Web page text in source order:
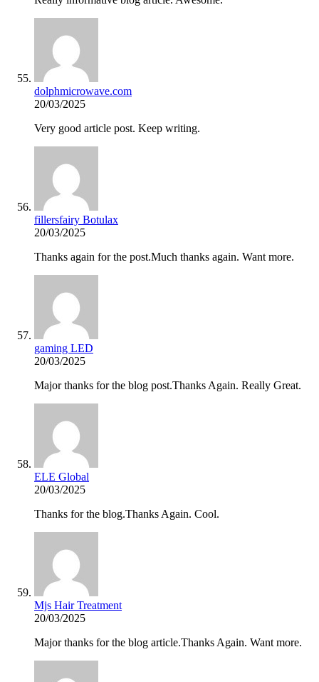
dolphmicrowave.com
20/03/2025
Very good article post. Keep writing.
fillersfairy Botulax
20/03/2025
Thanks again for the post.Much thanks again. Want more.
gaming LED
20/03/2025
Major thanks for the blog post.Thanks Again. Really Great.
ELE Global
20/03/2025
Thanks for the blog.Thanks Again. Cool.
Mjs Hair Treatment
20/03/2025
Major thanks for the blog article.Thanks Again. Want more.